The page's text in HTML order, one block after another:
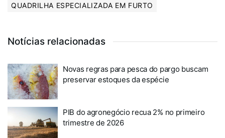
QUADRILHA ESPECIALIZADA EM FURTO
Notícias relacionadas
Novas regras para pesca do pargo buscam
preservar estoques da espécie
PIB do agronegócio recua 2% no primeiro
trimestre de 2026